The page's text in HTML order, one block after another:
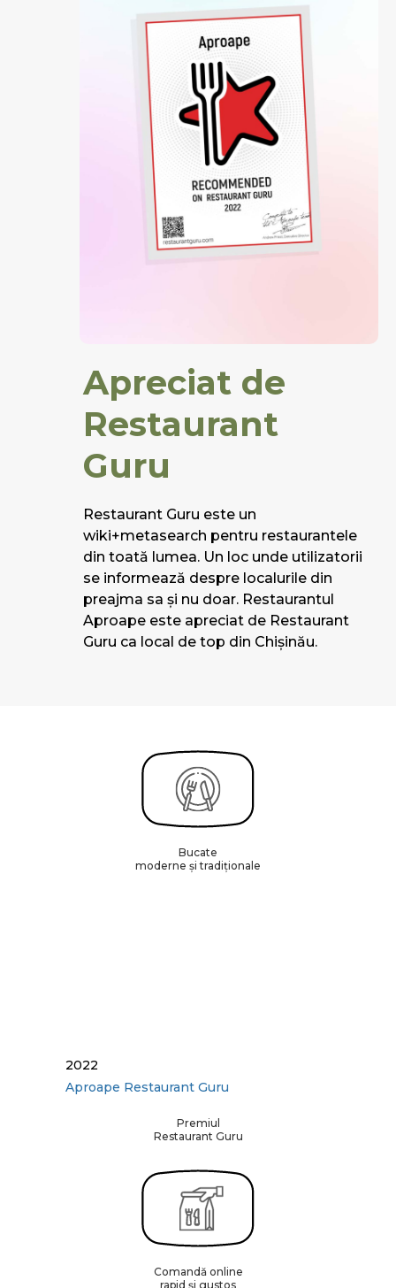
Apreciat de
Restaurant
Guru
Restaurant Guru este un
wiki+metasearch pentru restaurantele
din toată lumea. Un loc unde utilizatorii
se informează despre localurile din
preajma sa și nu doar. Restaurantul
Aproape este apreciat de Restaurant
Guru ca local de top din Chișinău.
Bucate
moderne și tradiționale
2022
Aproape Restaurant Guru
Premiul
Restaurant Guru
Comandă online
rapid și gustos